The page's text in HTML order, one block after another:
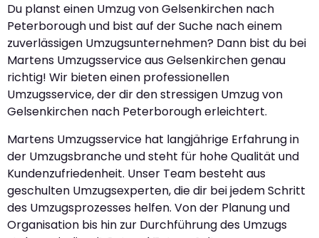
Du planst einen Umzug von Gelsenkirchen nach
Peterborough und bist auf der Suche nach einem
zuverlässigen Umzugsunternehmen? Dann bist du bei
Martens Umzugsservice aus Gelsenkirchen genau
richtig! Wir bieten einen professionellen
Umzugsservice, der dir den stressigen Umzug von
Gelsenkirchen nach Peterborough erleichtert.
Martens Umzugsservice hat langjährige Erfahrung in
der Umzugsbranche und steht für hohe Qualität und
Kundenzufriedenheit. Unser Team besteht aus
geschulten Umzugsexperten, die dir bei jedem Schritt
des Umzugsprozesses helfen. Von der Planung und
Organisation bis hin zur Durchführung des Umzugs